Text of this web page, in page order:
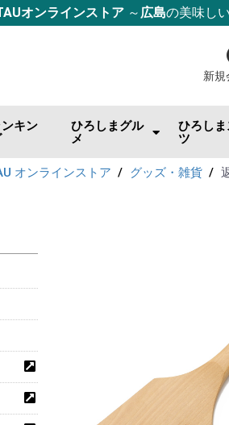
オンラインストア ～ 広島の美味し
新規
キン
ひろしまグル
メ
ごはんのお供
おつまみ・おやつ・珍味
調味料
海の幸
山の幸
肉の幸
カレー・麺・ご飯
お好み焼き
ジャム・はちみつ
飲料
ひろし
ツ
もみじ饅
ケーキ
チョコ・
和菓子
ゼリー
スナック
その他
オンラインストア グッズ・雑貨